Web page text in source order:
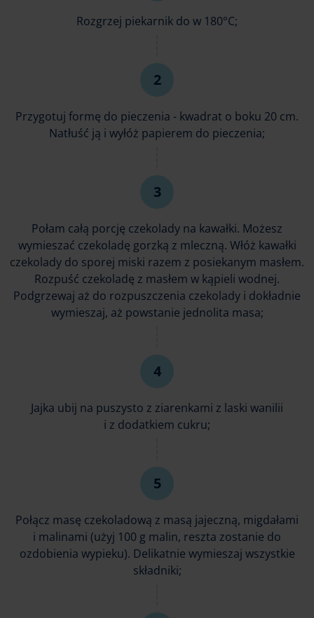
Rozgrzej piekarnik do w 180°C;
Przygotuj formę do pieczenia - kwadrat o boku 20 cm.
Natłuść ją i wyłóż papierem do pieczenia;
Połam całą porcję czekolady na kawałki. Możesz
wymieszać czekoladę gorzką z mleczną. Włóż kawałki
czekolady do sporej miski razem z posiekanym masłem.
Rozpuść czekoladę z masłem w kąpieli wodnej.
Podgrzewaj aż do rozpuszczenia czekolady i dokładnie
wymieszaj, aż powstanie jednolita masa;
Jajka ubij na puszysto z ziarenkami z laski wanilii
i z dodatkiem cukru;
Połącz masę czekoladową z masą jajeczną, migdałami
i malinami (użyj 100 g malin, reszta zostanie do
ozdobienia wypieku). Delikatnie wymieszaj wszystkie
składniki;